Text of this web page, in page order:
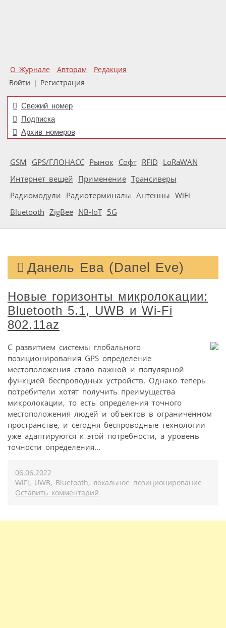
О Журнале Авторам
Редакция
Войти | Регистрация
Свежий номер
Подписка
Архив номеров
GSM GPS/ГЛОНАСС Рынок Софт RFID LoRaWAN
Интернет вещей Применение Трансиверы
Радиомодули Радиотерминалы Антенны WiFi
Bluetooth ZigBee NB-IoT 5G
Данель Ева (Danel Eve)
Новые горизонты микролокации:
Bluetooth 5.1, UWB и Wi-Fi
802.11az
С развитием системы глобального
позиционирования GPS определение
местоположения стало важной и популярной
функцией беспроводных устройств. Однако теперь
потребители хотят получить преимущества
микролокации, то есть определения точного
местоположения людей и объектов в ограниченном
пространстве, и сегодня беспроводные технологии
уже адаптируются к этой потребности, а уровень
точности определения...
06.06.2022
WiFi, UWB, Bluetooth, локальное позиционирование
Оставить комментарий